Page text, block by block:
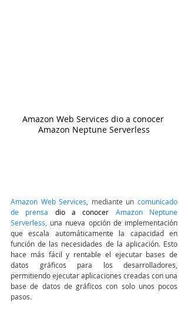
Amazon Web Services dio a conocer
Amazon Neptune Serverless
Amazon Web Services, mediante un comunicado
de prensa
dio a conocer Amazon Neptune
Serverless, una nueva opción de implementación
que escala automáticamente la capacidad en
función de las necesidades de la aplicación. Esto
hace más fácil y rentable el ejecutar bases de
datos gráficos para los desarrolladores,
permitiendo ejecutar aplicaciones creadas con una
base de datos de gráficos con solo unos pocos
pasos.